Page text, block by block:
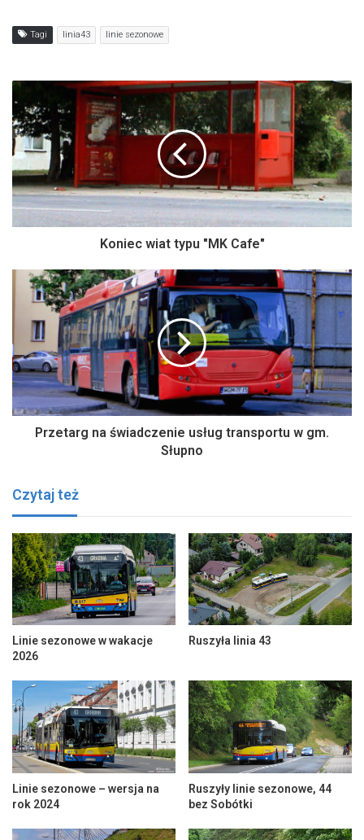
Tagi linia43 linie sezonowe
Koniec wiat typu "MK Cafe"
Przetarg na świadczenie usług transportu w gm.
Słupno
Czytaj też
Linie sezonowe w wakacje
2026
Ruszyła linia 43
Linie sezonowe – wersja na
rok 2024
Ruszyły linie sezonowe, 44
bez Sobótki